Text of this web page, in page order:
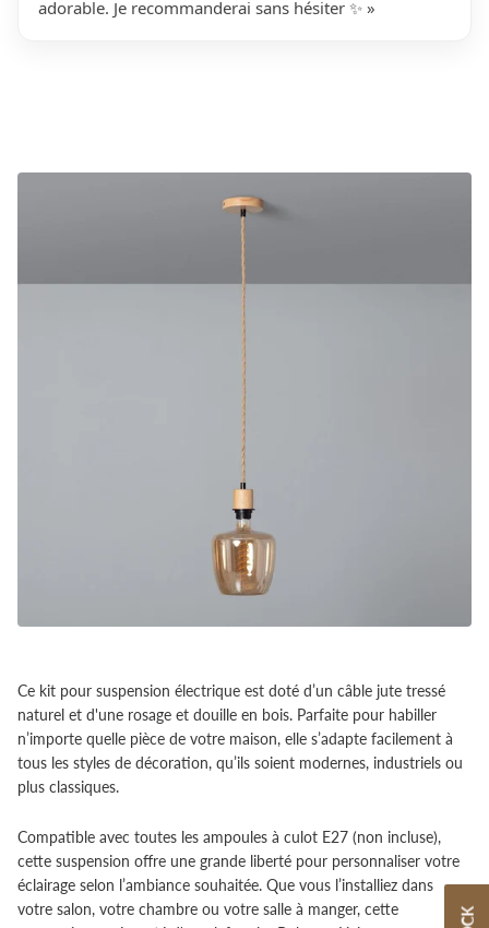
adorable. Je recommanderai sans hésiter ✨ »
Ce kit pour suspension électrique est doté d’un câble jute tressé
naturel et d'une rosage et douille en bois. Parfaite pour habiller
n’importe quelle pièce de votre maison, elle s’adapte facilement à
tous les styles de décoration, qu’ils soient modernes, industriels ou
plus classiques.
Compatible avec toutes les ampoules à culot E27 (non incluse),
cette suspension offre une grande liberté pour personnaliser votre
éclairage selon l’ambiance souhaitée. Que vous l’installiez dans
votre salon, votre chambre ou votre salle à manger, cette